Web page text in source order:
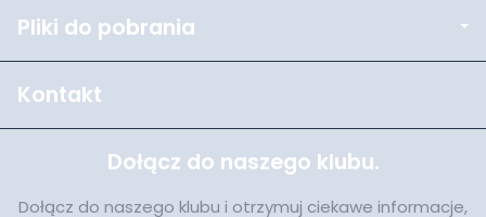
Pliki do pobrania
Kontakt
Dołącz do naszego klubu.
Dołącz do naszego klubu i otrzymuj ciekawe informacje,